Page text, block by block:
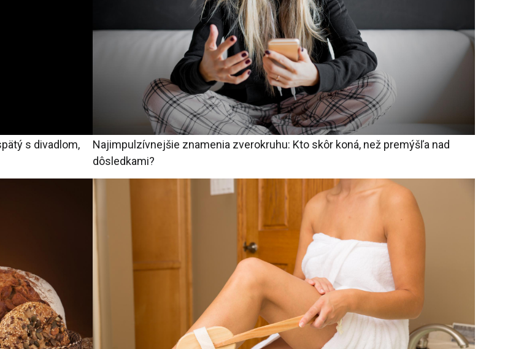
s divadlom,
Najimpulzívnejšie znamenia zverokruhu: Kto skôr koná, než premýšľa nad
dôsledkami?